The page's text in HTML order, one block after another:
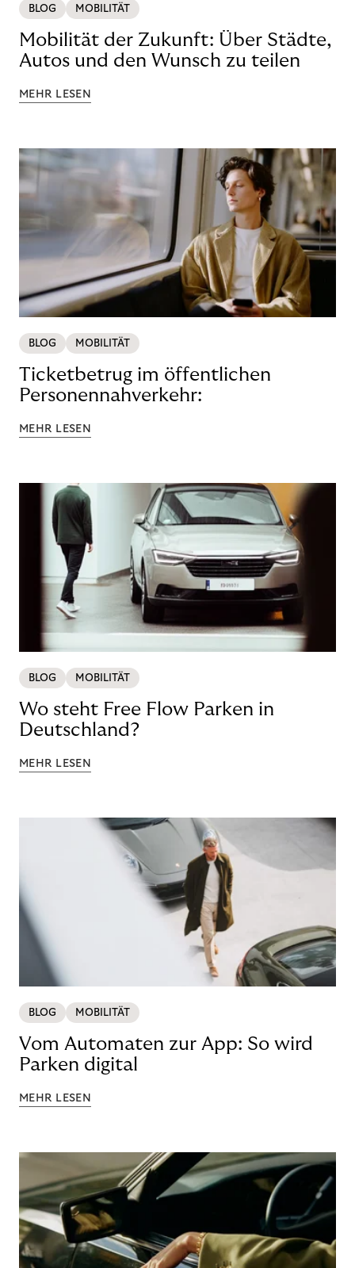
BLOG MOBILITÄT
Mobilität der Zukunft: Über Städte,
Autos und den Wunsch zu teilen
MEHR LESEN
BLOG MOBILITÄT
Ticketbetrug im öffentlichen
Personennahverkehr:
MEHR LESEN
BLOG MOBILITÄT
Wo steht Free Flow Parken in
Deutschland?
MEHR LESEN
BLOG MOBILITÄT
Vom Automaten zur App: So wird
Parken digital
MEHR LESEN